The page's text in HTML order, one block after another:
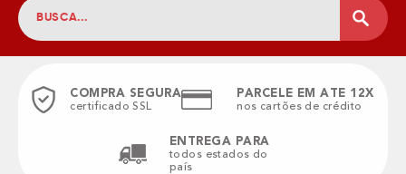
COMPRA SEGURA
certificado SSL
PARCELE EM ATE 12X
nos cartões de crédito
ENTREGA PARA
todos estados do
país